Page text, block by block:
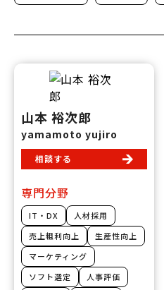
山本 裕次郎
yamamoto yujiro
相談する
専門分野
IT・DX
人材採用
売上粗利向上
生産性向上
マーケティング
ソフト選定
人事評価